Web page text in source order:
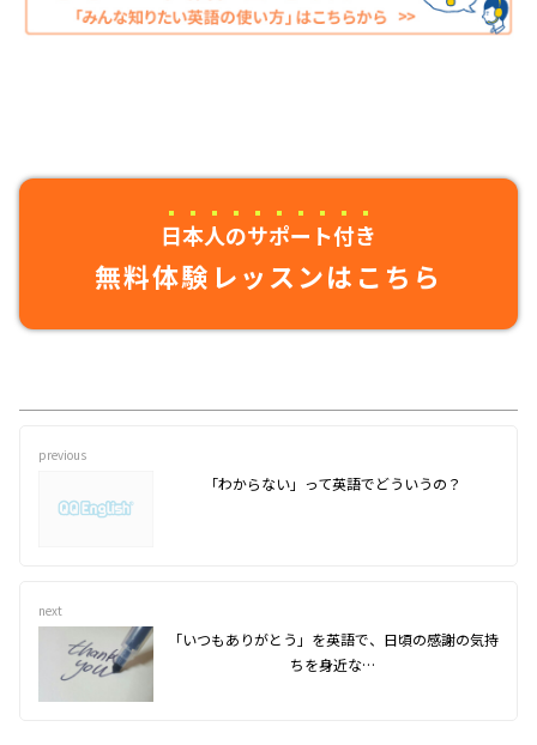
日本人のサポート付き
無料体験レッスンはこちら
previous
「わからない」って英語でどういうの？
next
「いつもありがとう」を英語で、日頃の感謝の気持
ちを身近な…